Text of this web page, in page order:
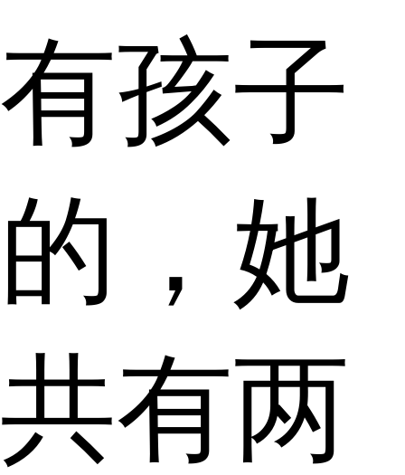
有孩子
的，她
共有两